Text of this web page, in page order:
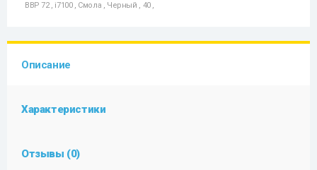
BBP 72 , i7100 , Смола , Черный , 40 ,
Описание
Характеристики
Отзывы (0)